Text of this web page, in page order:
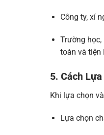
Công ty, xí
Trường
toàn và tiện
5. Cách
Khi lựa chọn
Lựa chọn